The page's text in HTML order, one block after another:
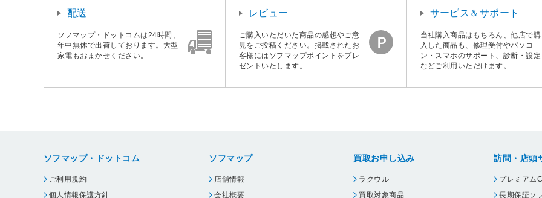
配送
ソフマップ・ドットコムは24時間、
年中無休で出荷しております。大型
家電もおまかせください。
レビュー
ご購入いただいた商品の感想やご意
見をご投稿ください。掲載されたお
客様にはソフマップポイントをプレ
ゼントいたします。
サービス＆サポート
当社購入商品はもちろん、他店で購
入した商品も、修理受付やパソコ
ン・スマホのサポート、診断・設定
などご利用いただけます。
ソフマップ・ドットコム
ご利用規約
個人情報保護方針
ソフマップ
店舗情報
会社概要
買取お申し込み
ラクウル
買取対象商品
訪問・店頭
プレミアム
長期保証ソ